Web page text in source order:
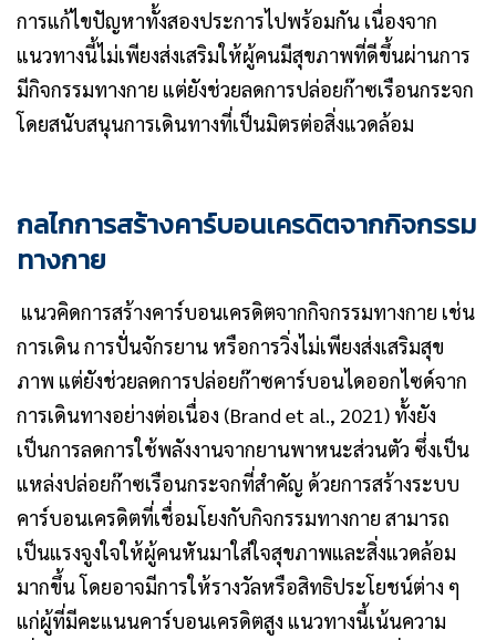
การแก้ไขปัญหาทั้งสองประการไปพร้อมกัน เนื่องจาก
แนวทางนี้ไม่เพียงส่งเสริมให้ผู้คนมีสุขภาพที่ดีขึ้นผ่านการ
มีกิจกรรมทางกาย แต่ยังช่วยลดการปล่อยก๊าซเรือนกระจก
โดยสนับสนุนการเดินทางที่เป็นมิตรต่อสิ่งแวดล้อม
กลไกการสร้างคาร์บอนเครดิตจากกิจกรรม
ทางกาย
แนวคิดการสร้างคาร์บอนเครดิตจากกิจกรรมทางกาย เช่น
การเดิน การปั่นจักรยาน หรือการวิ่งไม่เพียงส่งเสริมสุข
ภาพ แต่ยังช่วยลดการปล่อยก๊าซคาร์บอนไดออกไซด์จาก
การเดินทางอย่างต่อเนื่อง (Brand et al., 2021) ทั้งยัง
เป็นการลดการใช้พลังงานจากยานพาหนะส่วนตัว ซึ่งเป็น
แหล่งปล่อยก๊าซเรือนกระจกที่สำคัญ ด้วยการสร้างระบบ
คาร์บอนเครดิตที่เชื่อมโยงกับกิจกรรมทางกาย สามารถ
เป็นแรงจูงใจให้ผู้คนหันมาใส่ใจสุขภาพและสิ่งแวดล้อม
มากขึ้น โดยอาจมีการให้รางวัลหรือสิทธิประโยชน์ต่าง ๆ
แก่ผู้ที่มีคะแนนคาร์บอนเครดิตสูง แนวทางนี้เน้นความ